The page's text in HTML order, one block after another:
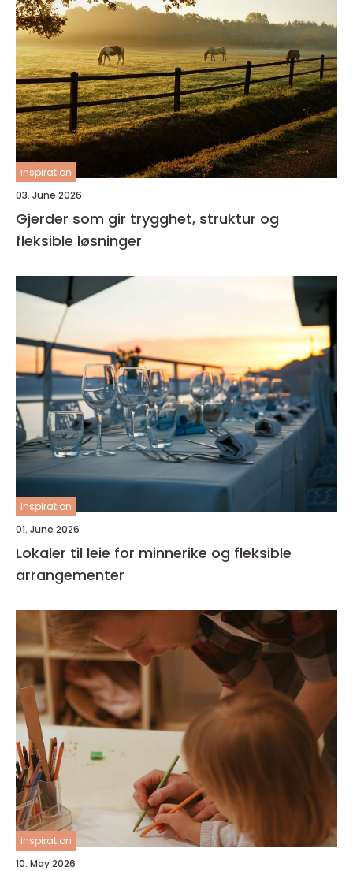
inspiration
03. June 2026
Gjerder som gir trygghet, struktur og
fleksible løsninger
inspiration
01. June 2026
Lokaler til leie for minnerike og fleksible
arrangementer
inspiration
10. May 2026